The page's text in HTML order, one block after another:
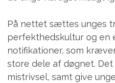
På nettet sættes unges
perfekthedskultur og en
notifikationer, som
store dele af døgnet.
mistrivsel, samt give